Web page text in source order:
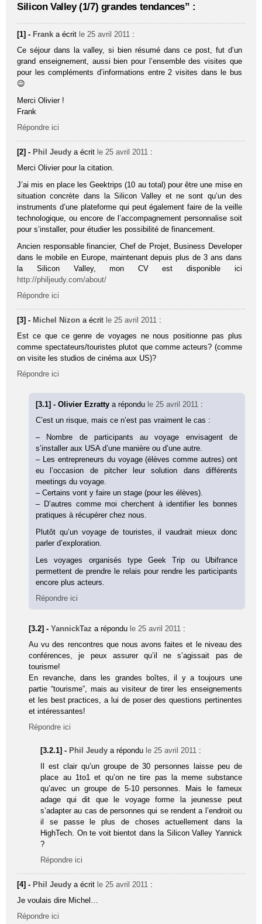
Silicon Valley (1/7) grandes tendances” :
[1] - Frank a écrit le 25 avril 2011 :
Ce séjour dans la valley, si bien résumé dans ce post, fut d’un
grand enseignement, aussi bien pour l’ensemble des visites que
pour les compléments d’informations entre 2 visites dans le bus
😉
Merci Olivier !
Frank
Répondre ici
[2] - Phil Jeudy a écrit le 25 avril 2011 :
Merci Olivier pour la citation.
J’ai mis en place les Geektrips (10 au total) pour être une mise en
situation concrète dans la Silicon Valley et ne sont qu’un des
instruments d’une plateforme qui peut également faire de la veille
technologique, ou encore de l’accompagnement personnalise soit
pour s’installer, pour étudier les possibilité de financement.
Ancien responsable financier, Chef de Projet, Business Developer
dans le mobile en Europe, maintenant depuis plus de 3 ans dans
la Silicon Valley, mon CV est disponible ici
http://philjeudy.com/about/
Répondre ici
[3] - Michel Nizon a écrit le 25 avril 2011 :
Est ce que ce genre de voyages ne nous positionne pas plus
comme spectateurs/touristes plutot que comme acteurs? (comme
on visite les studios de cinéma aux US)?
Répondre ici
[3.1] - Olivier Ezrattya répondu le 25 avril 2011 :
C’est un risque, mais ce n’est pas vraiment le cas :
– Nombre de participants au voyage envisagent de
s’installer aux USA d’une manière ou d’une autre.
– Les entrepreneurs du voyage (élèves comme autres) ont
eu l’occasion de pitcher leur solution dans différents
meetings du voyage.
– Certains vont y faire un stage (pour les élèves).
– D’autres comme moi cherchent à identifier les bonnes
pratiques à récupérer chez nous.
Plutôt qu’un voyage de touristes, il vaudrait mieux donc
parler d’exploration.
Les voyages organisés type Geek Trip ou Ubifrance
permettent de prendre le relais pour rendre les participants
encore plus acteurs.
Répondre ici
[3.2] -YannickTaz a répondu le 25 avril 2011 :
Au vu des rencontres que nous avons faites et le niveau des
conférences, je peux assurer qu’il ne s’agissait pas de
tourisme!
En revanche, dans les grandes boîtes, il y a toujours une
partie “tourisme”, mais au visiteur de tirer les enseignements
et les best practices, a lui de poser des questions pertinentes
et intéressantes!
Répondre ici
[3.2.1] - Phil Jeudy a répondu le 25 avril 2011 :
Il est clair qu’un groupe de 30 personnes laisse peu de
place au 1to1 et qu’on ne tire pas la meme substance
qu’avec un groupe de 5-10 personnes. Mais le fameux
adage qui dit que le voyage forme la jeunesse peut
s’adapter au cas de personnes qui se rendent a l’endroit ou
il se passe le plus de choses actuellement dans la
HighTech. On te voit bientot dans la Silicon Valley Yannick
?
Répondre ici
[4] - Phil Jeudy a écrit le 25 avril 2011 :
Je voulais dire Michel…
Répondre ici